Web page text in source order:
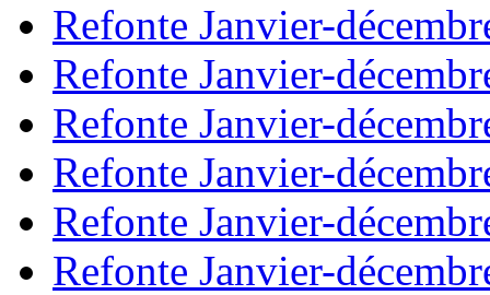
Refonte Janvier-
Refonte Janvier-
Refonte Janvier-
Refonte Janvier-
Refonte Janvier-
Refonte Janvier-